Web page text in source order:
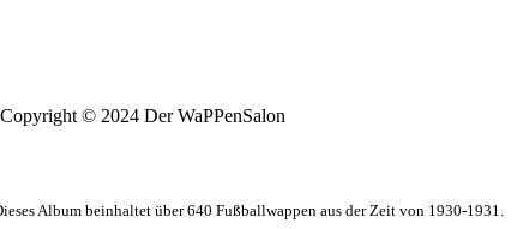
Copyright © 2024 Der WaPPenSalon
Album beinhaltet über 640 Fußballwappen aus der Zeit von 1930-1931.